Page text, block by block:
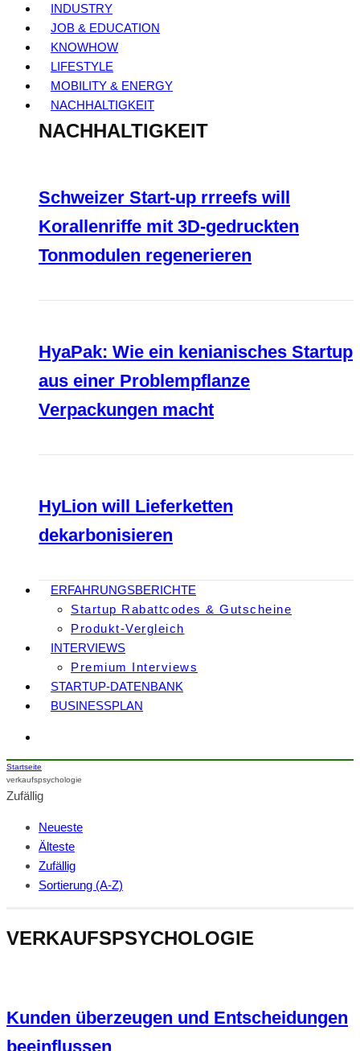
INDUSTRY
JOB & EDUCATION
KNOWHOW
LIFESTYLE
MOBILITY & ENERGY
NACHHALTIGKEIT
NACHHALTIGKEIT
Schweizer Start-up rrreefs will
Korallenriffe mit 3D-gedruckten
Tonmodulen regenerieren
HyaPak: Wie ein kenianisches Startup
aus einer Problempflanze
Verpackungen macht
HyLion will Lieferketten
dekarbonisieren
ERFAHRUNGSBERICHTE
Startup Rabattcodes & Gutscheine
Produkt-Vergleich
INTERVIEWS
Premium Interviews
STARTUP-DATENBANK
BUSINESSPLAN
Startseite
verkaufspsychologie
Zufällig
Neueste
Älteste
Zufällig
Sortierung (A-Z)
VERKAUFSPSYCHOLOGIE
Kunden überzeugen und Entscheidungen
beeinflussen